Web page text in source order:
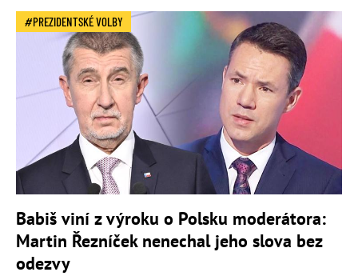
PREZIDENTSKÉ VOLBY
Babiš viní z výroku o Polsku moderátora:
Martin Řezníček nenechal jeho slova bez
odezvy